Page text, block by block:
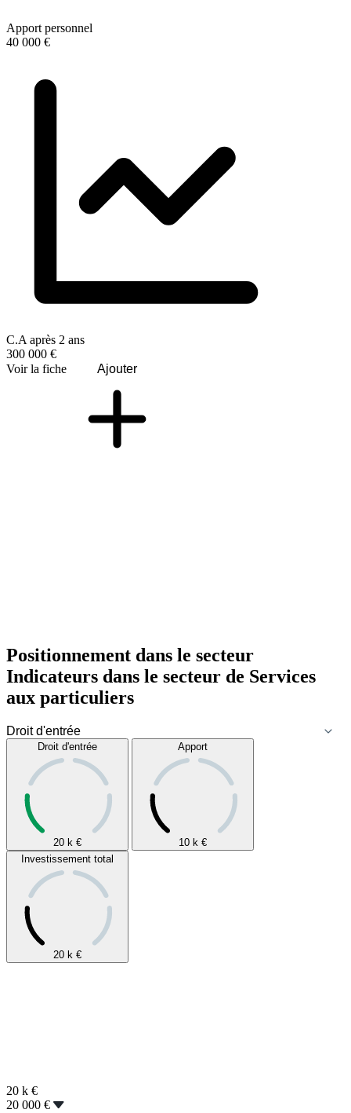
Apport personnel
40 000 €
C.A après 2 ans
300 000 €
Voir la fiche
Ajouter
Positionnement dans le secteur
Indicateurs dans le secteur de Services
aux particuliers
Droit d'entrée
20 k €
Apport
10 k €
Investissement total
20 k €
20 k €
20 000 €